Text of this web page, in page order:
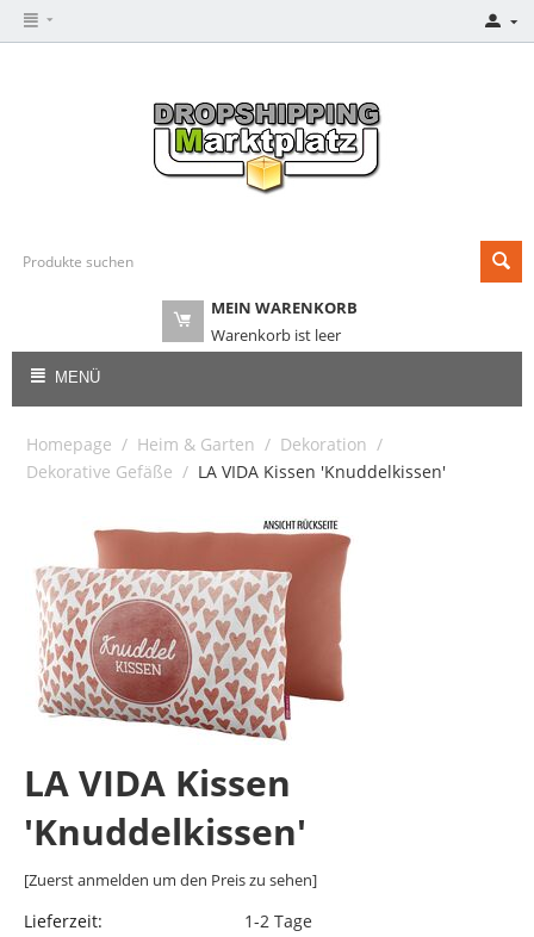
MEIN WARENKORB
Warenkorb ist leer
MENÜ
Homepage / Heim & Garten / Dekoration /
Dekorative Gefäße / LA VIDA Kissen 'Knuddelkissen'
LA VIDA Kissen
'Knuddelkissen'
[Zuerst anmelden um den Preis zu sehen]
Lieferzeit: 1-2 Tage